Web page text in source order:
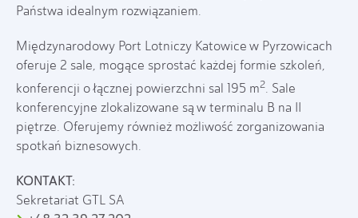
Państwa idealnym rozwiązaniem.
Międzynarodowy Port Lotniczy Katowice w Pyrzowicach
oferuje 2 sale, mogące sprostać każdej formie szkoleń,
konferencji o łącznej powierzchni sal 195 m2. Sale
konferencyjne zlokalizowane są w terminalu B na II
piętrze. Oferujemy również możliwość zorganizowania
spotkań biznesowych.
KONTAKT:
Sekretariat GTL SA